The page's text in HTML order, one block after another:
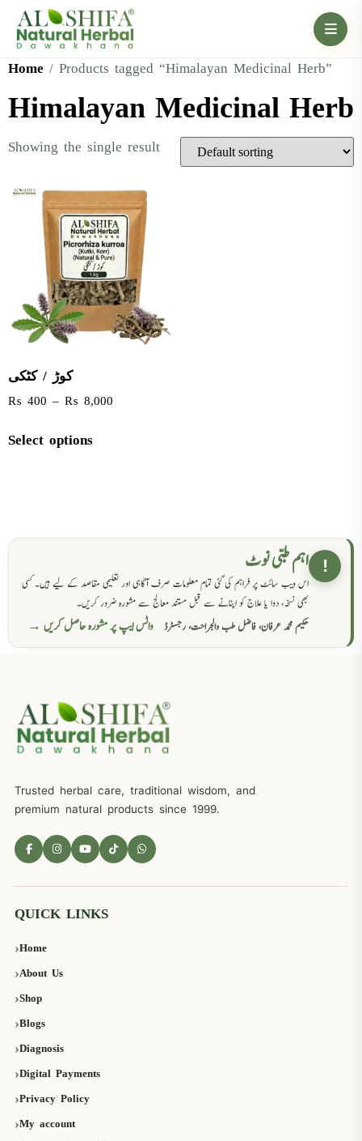
Home / Products tagged “Himalayan Medicinal Herb”
Himalayan Medicinal Herb
Showing the single result
کوڑ / کٹکی
₨ 400 – ₨ 8,000
Select options
! اہم طبی نوٹ
اس ویب سائٹ پر فراہم کی گئی تمام معلومات صرف آگاہی اور تعلیمی مقاصد کے لیے ہیں۔ کسی
بھی نسخہ، دوا یا علاج کو اپنانے سے قبل مستند معالج سے مشورہ ضرور کریں۔
حکیم محمد عرفان، فاضل طب والجراحت، رجسٹرڈ
واٹس ایپ پر مشورہ حاصل کریں →
Trusted herbal care, traditional wisdom, and
premium natural products since 1999.
QUICK LINKS
Home
About Us
Shop
Blogs
Diagnosis
Digital Payments
Privacy Policy
My account